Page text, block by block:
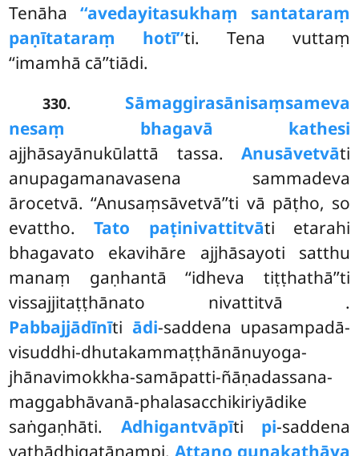
Tenāha ‘‘avedayitasukhaṃ santataraṃ
paṇītataraṃ hotī’’ti. Tena vuttaṃ
‘‘imamhā cā’’tiādi.
330. Sāmaggirasānisaṃsameva
nesaṃ bhagavā kathesi
ajjhāsayānukūlattā tassa. Anusāvetvāti
anupagamanavasena sammadeva
ārocetvā. ‘‘Anusaṃsāvetvā’’ti vā pāṭho, so
evattho.Tato paṭinivattitvāti etarahi
bhagavato ekavihāre ajjhāsayoti satthu
manaṃ gaṇhantā ‘‘idheva tiṭṭhathā’’ti
vissajjitaṭṭhānato nivattitvā .
Pabbajjādīnīti ādi-saddena upasampadā-
visuddhi-dhutakammaṭṭhānānuyoga-
jhānavimokkha-samāpatti-ñāṇadassana-
maggabhāvanā-phalasacchikiriyādike
saṅgaṇhāti. Adhigantvāpīti pi-saddena
yathādhigatānampi. Attano guṇakathāya